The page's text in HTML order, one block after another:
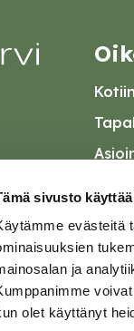
sivusto
evästeitä
ja
olet käyttänyt